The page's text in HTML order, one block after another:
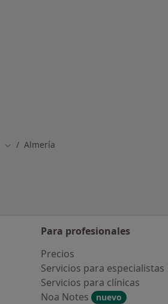
Cambiar de ciudad
Almería
Para profesionales
Precios
Servicios para especialistas
Servicios para clínicas
Noa Notes
nuevo